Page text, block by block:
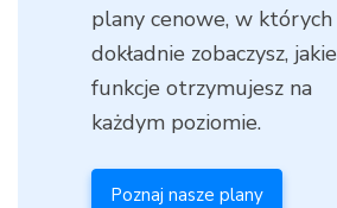
plany cenowe, w których
dokładnie zobaczysz, jakie
funkcje otrzymujesz na
każdym poziomie.
Poznaj nasze plany